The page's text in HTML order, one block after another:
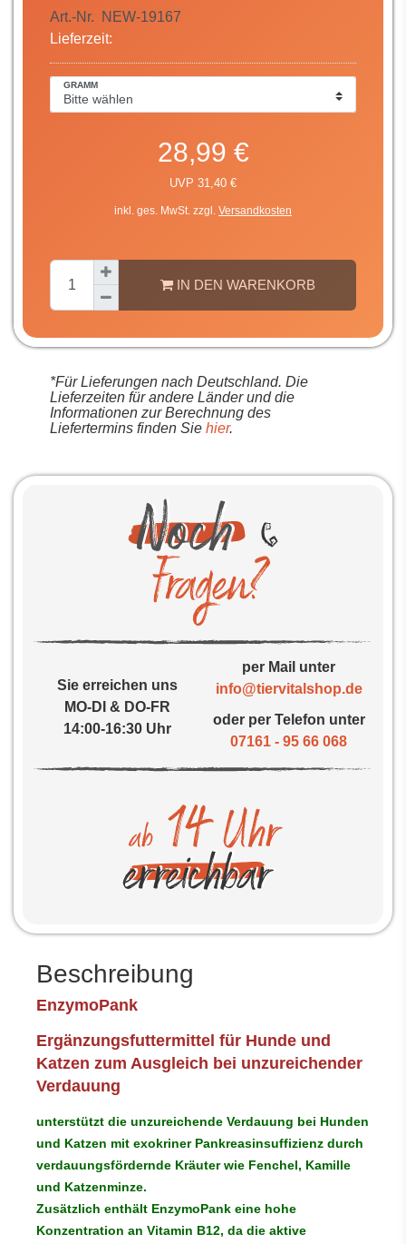
Art.-Nr.
NEW-19167
Lieferzeit:
GRAMM
28,99 €
UVP 31,40 €
inkl. ges. MwSt. zzgl. Versandkosten
IN DEN WARENKORB
*Für Lieferungen nach Deutschland. Die
Lieferzeiten für andere Länder und die
Informationen zur Berechnung des
Liefertermins finden Sie hier.
Sie erreichen uns
MO-DI & DO-FR
14:00-16:30 Uhr
per Mail unter
info@tiervitalshop.de
oder per Telefon unter
07161 - 95 66 068
Beschreibung
EnzymoPank
Ergänzungsfuttermittel für Hunde und
Katzen zum Ausgleich bei unzureichender
Verdauung
unterstützt die unzureichende Verdauung bei Hunden
und Katzen mit exokriner Pankreasinsuffizienz durch
verdauungsfördernde Kräuter wie Fenchel, Kamille
und Katzenminze.
Zusätzlich enthält EnzymoPank eine hohe
Konzentration an Vitamin B12, da die aktive